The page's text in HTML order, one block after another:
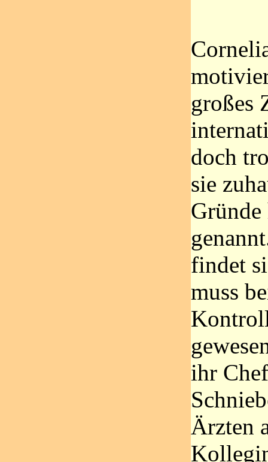
großes
doch
sie
findet
muss
ihr
Ärzten